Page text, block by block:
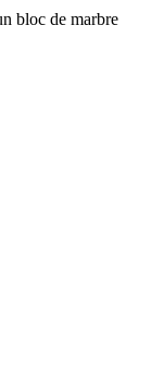
bloc de marbre